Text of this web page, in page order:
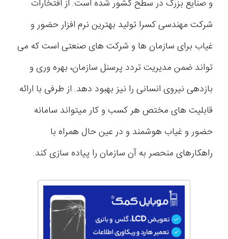
و صنایع بزرگ در سطح کشور شده است. از افتخارات
شرکت مهندسی کسرا تولید بهترین نرم افزار حضور و
غیاب برای سازمان ها و شرکت های صنعتی است که می
تواند ضمن مدیریت تردد پرسنل سازمان، بهره وری و
بازدهی نیروی انسانی را نیز بهبود دهد. از طرفی با ارائه
قابلیت های مختص هر کسب و کار میتواند سامانه
حضور و غیاب هوشمند و در عین حال همراه با
راهکارهای منحصر به آن سازمان را پیاده سازی کند.